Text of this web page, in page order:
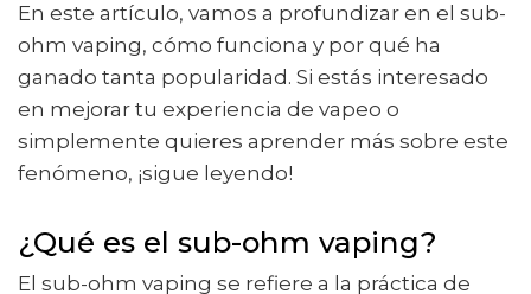
En este artículo, vamos a profundizar en el sub-
ohm vaping, cómo funciona y por qué ha
ganado tanta popularidad. Si estás interesado
en mejorar tu experiencia de vapeo o
simplemente quieres aprender más sobre este
fenómeno, ¡sigue leyendo!
¿Qué es el sub-ohm vaping?
El sub-ohm vaping se refiere a la práctica de